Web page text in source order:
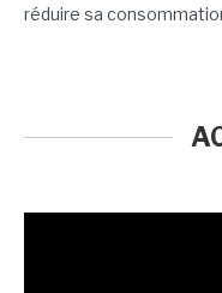
réduire sa